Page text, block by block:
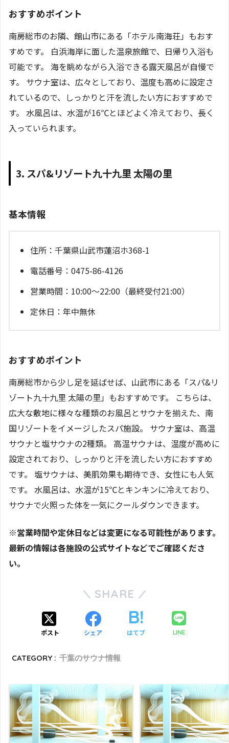
おすすめポイント
南房総市のお隣、館山市にある「ホテル南海荘」もおす
すめです。 白浜海岸に面した温泉旅館で、日帰り入浴も
可能です。 海を眺めながら入浴できる露天風呂が自慢で
す。 サウナ室は、広々としており、温度も高めに設定さ
れているので、しっかりと汗を流したい方におすすめで
す。 水風呂は、水温が16℃とほどよく冷えており、長く
入っていられます。
3. スパ&リゾート九十九里 太陽の里
基本情報
住所：千葉県山武市蓮沼ホ368-1
電話番号：0475-86-4126
営業時間：10:00～22:00（最終受付21:00）
定休日：年中無休
おすすめポイント
南房総市から少し足を延ばせば、山武市にある「スパ&リ
ゾート九十九里 太陽の里」もおすすめです。 こちらは、
広大な敷地に様々な種類のお風呂とサウナを揃えた、南
国リゾートをイメージしたスパ施設。 サウナ室は、高温
サウナと塩サウナの2種類。 高温サウナは、温度が高めに
設定されており、しっかりと汗を流したい方におすすめ
です。 塩サウナは、美肌効果も期待でき、女性にも人気
です。 水風呂は、水温が15℃とキンキンに冷えており、
サウナで火照った体を一気にクールダウンできます。
※営業時間や定休日などは変更になる可能性があります。
最新の情報は各施設の公式サイトなどでご確認くださ
い。
SHARE
ポスト シェア はてブ LINE
CATEGORY : 千葉のサウナ情報